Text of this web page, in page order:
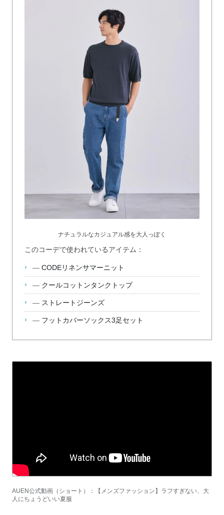
ナチュラルなカジュアル感を大人っぽく
このコーデで使われているアイテム：
— CODEリネンサマーニット
— クールコットンタンクトップ
— ストレートジーンズ
— フットカバーソックス3足セット
AUEN公式動画（ショート）：【メンズファッション】ラフすぎない、大
人にちょうどいい夏服